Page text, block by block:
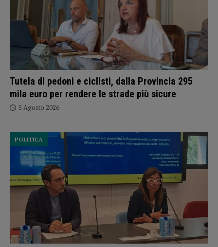
Tutela di pedoni e ciclisti, dalla Provincia 295
mila euro per rendere le strade più sicure
5 Agosto 2026
POLITICA